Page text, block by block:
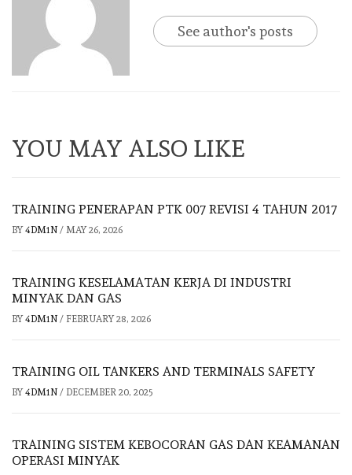
See author's posts
YOU MAY ALSO LIKE
TRAINING PENERAPAN PTK 007 REVISI 4 TAHUN 2017
BY 4DM1N / MAY 26, 2026
TRAINING KESELAMATAN KERJA DI INDUSTRI
MINYAK DAN GAS
BY 4DM1N / FEBRUARY 28, 2026
TRAINING OIL TANKERS AND TERMINALS SAFETY
BY 4DM1N / DECEMBER 20, 2025
TRAINING SISTEM KEBOCORAN GAS DAN KEAMANAN
OPERASI MINYAK